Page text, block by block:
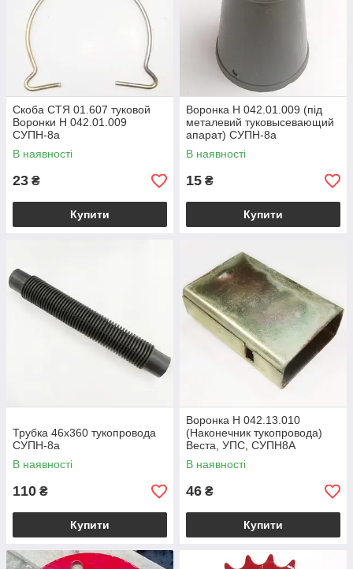
Скоба СТЯ 01.607 туковой
Воронки Н 042.01.009
СУПН-8а
В наявності
23 ₴
Купити
Воронка Н 042.01.009 (під
металевий туковысевающий
апарат) СУПН-8а
В наявності
15 ₴
Купити
Трубка 46х360 тукопровода
СУПН-8а
В наявності
110 ₴
Купити
Воронка Н 042.13.010
(Наконечник тукопровода)
Веста, УПС, СУПН8А
В наявності
46 ₴
Купити